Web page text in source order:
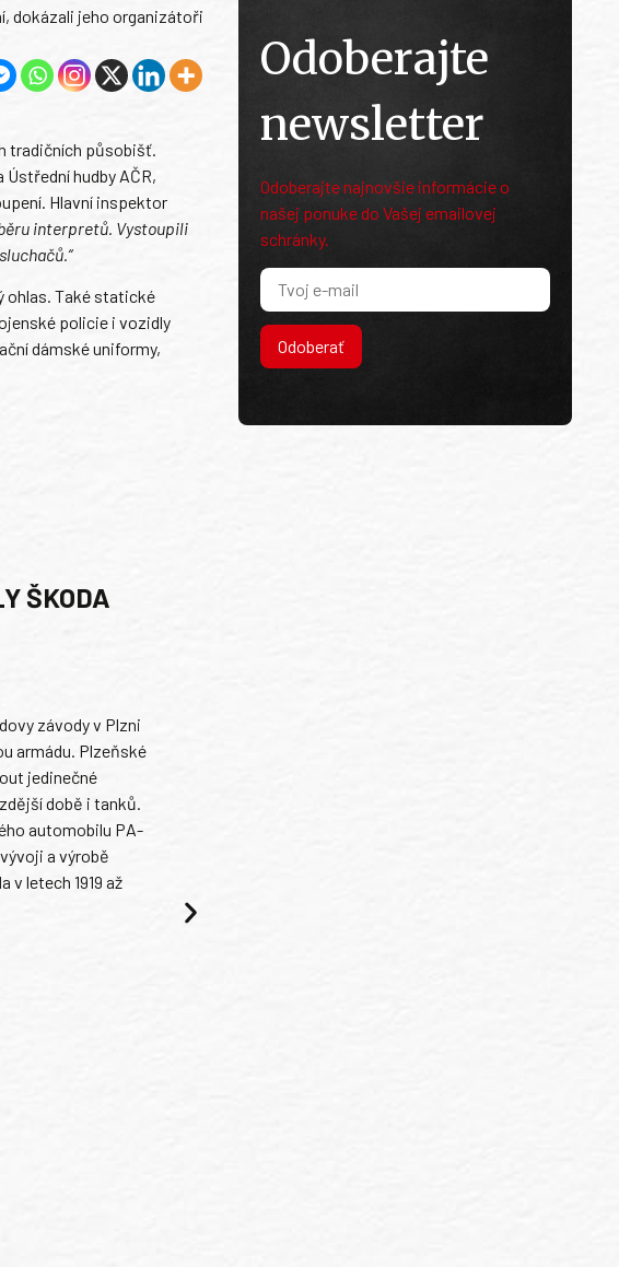
dokázali jeho organizátoři
tradičních působišť.
hudby AČR,
Hlavní inspektor
interpretů. Vystoupili
ohlas. Také statické
policie i vozidly
dámské uniformy,
ŠKODA
závody v Plzni
armádu. Plzeňské
jedinečné
době i tanků.
automobilu PA-
a výrobě
letech 1919 až
Odoberajte
newsletter
Odoberajte najnovšie informácie o
našej ponuke do Vašej emailovej
schránky.
Odoberať